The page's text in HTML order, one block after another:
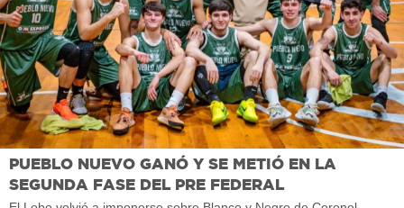
PUEBLO NUEVO GANÓ Y SE METIÓ EN LA
SEGUNDA FASE DEL PRE FEDERAL